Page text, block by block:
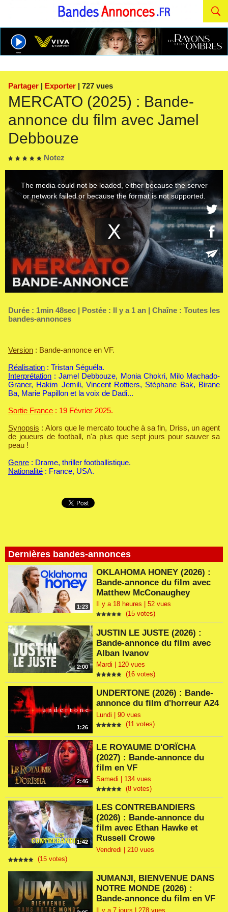
Partager | Exporter | 727 vues
MERCATO (2025) : Bande-
annonce du film avec Jamel
Debbouze
Notez
Dernières bandes-annonces
1:23
OKLAHOMA HONEY (2026) :
Bande-annonce du film avec
Matthew McConaughey
Il y a 18 heures | 52 vues
(15 votes)
2:00
JUSTIN LE JUSTE (2026) :
Bande-annonce du film avec
Alban Ivanov
Mardi | 120 vues
(16 votes)
1:26
UNDERTONE (2026) : Bande-
annonce du film d'horreur A24
Lundi | 90 vues
(11 votes)
2:46
LE ROYAUME D'ORÏCHA
(2027) : Bande-annonce du
film en VF
Samedi | 134 vues
(8 votes)
1:42
LES CONTREBANDIERS
(2026) : Bande-annonce du
film avec Ethan Hawke et
Russell Crowe
Vendredi | 210 vues
(15 votes)
JUMANJI, BIENVENUE DANS
NOTRE MONDE (2026) :
Bande-annonce du film en VF
Il y a 7 jours | 278 vues
Durée : 1min 48sec | Postée : Il y a 1 an | Chaîne : Toutes les
bandes-annonces
Version : Bande-annonce en VF.
Réalisation : Tristan Séguéla.
Interprétation : Jamel Debbouze, Monia Chokri, Milo Machado-
Graner, Hakim Jemili, Vincent Rottiers, Stéphane Bak, Birane
Ba, Marie Papillon et la voix de Dadi...
Sortie France : 19 Février 2025.
Synopsis : Alors que le mercato touche à sa fin, Driss, un agent
de joueurs de football, n'a plus que sept jours pour sauver sa
peau !
Genre : Drame, thriller footballistique.
Nationalité : France, USA.